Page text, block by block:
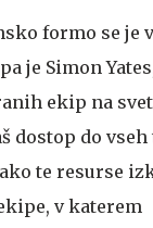
formo se je
je Simon
ekip na
dostop do vseh
te resurse
v katerem